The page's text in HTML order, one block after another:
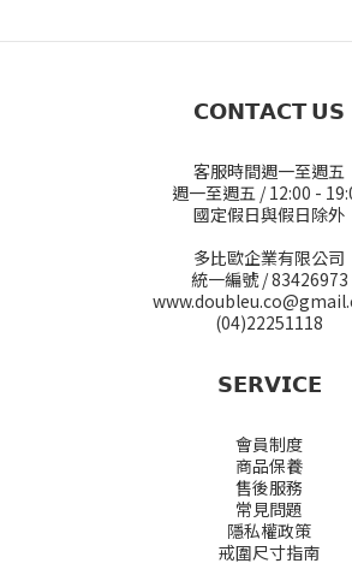
𝗖𝗢𝗡𝗧𝗔𝗖𝗧 𝗨𝗦
客服時間週一至週五
週一至週五 / 12:00 -
國定假日與假日除外
多比歐企業有限公司
統一編號 / 83426973
(04)22251118
𝗦𝗘𝗥𝗩𝗜𝗖𝗘
會員制度
商品保養
售後服務
常見問題
隱私權政策
戒圍尺寸指南